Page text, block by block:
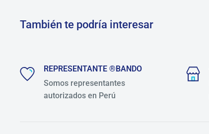
También te podría interesar
REPRESENTANTE ®BANDO
Somos representantes
autorizados en Perú